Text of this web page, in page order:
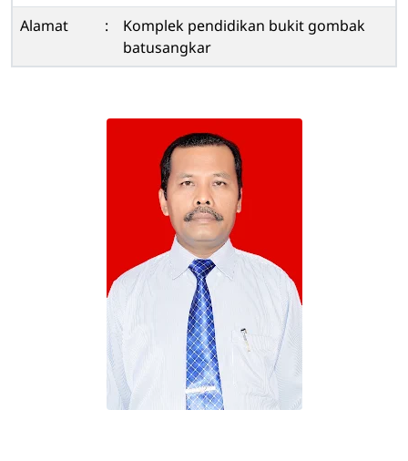
Alamat
:
Komplek pendidikan bukit gombak
batusangkar